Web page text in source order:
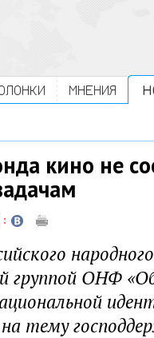
МНЕНИЯ
кино не
группой ОНФ
тему